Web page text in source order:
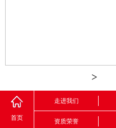
>
首页
走进我们
资质荣誉